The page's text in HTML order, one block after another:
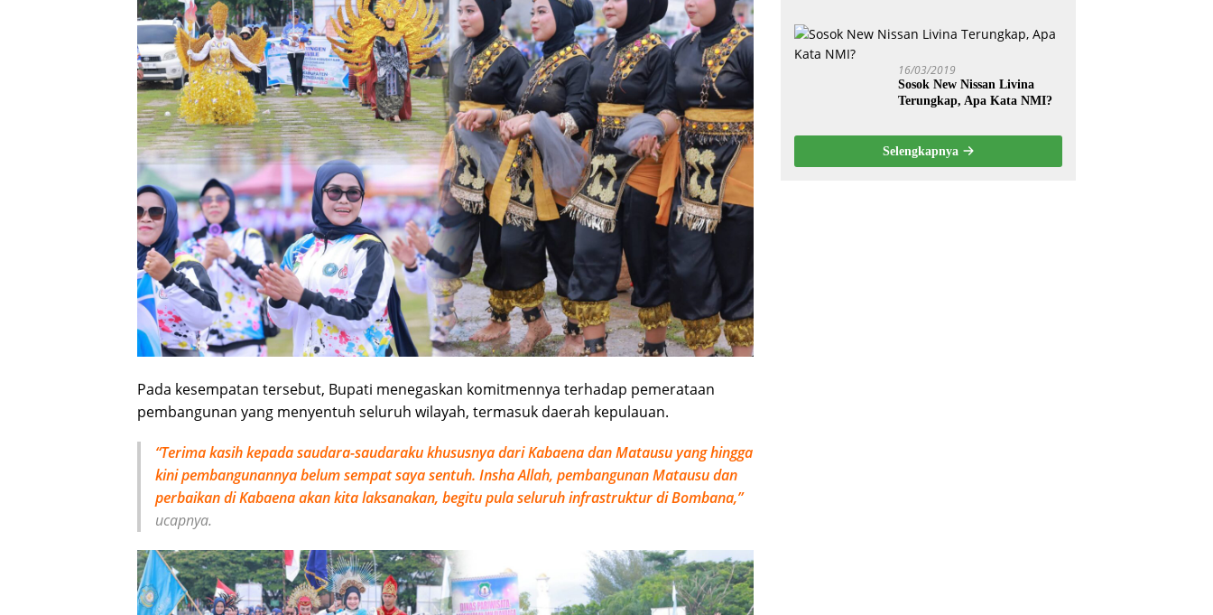
Pada kesempatan tersebut, Bupati menegaskan komitmennya terhadap pemerataan
pembangunan yang menyentuh seluruh wilayah, termasuk daerah kepulauan.
“Terima kasih kepada saudara-saudaraku khususnya dari Kabaena dan Matausu yang hingga
kini pembangunannya belum sempat saya sentuh. Insha Allah, pembangunan Matausu dan
perbaikan di Kabaena akan kita laksanakan, begitu pula seluruh infrastruktur di Bombana,”
ucapnya.
16/03/2019
Sosok New Nissan Livina
Terungkap, Apa Kata NMI?
Selengkapnya